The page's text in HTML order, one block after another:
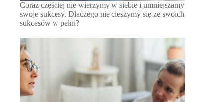
Coraz częściej nie wierzymy w siebie i umniejszamy
swoje sukcesy. Dlaczego nie cieszymy się ze swoich
sukcesów w pełni?